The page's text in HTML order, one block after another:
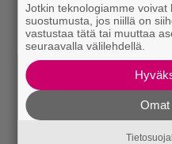
Jotkin teknologiamme voivat
suostumusta, jos niillä on
vastustaa tätä tai muuttaa
seuraavalla välilehdellä.
Omat